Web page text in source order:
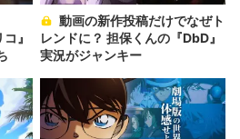
』
レンドに？ 担保くんの『DbD』
実況がジャンキー